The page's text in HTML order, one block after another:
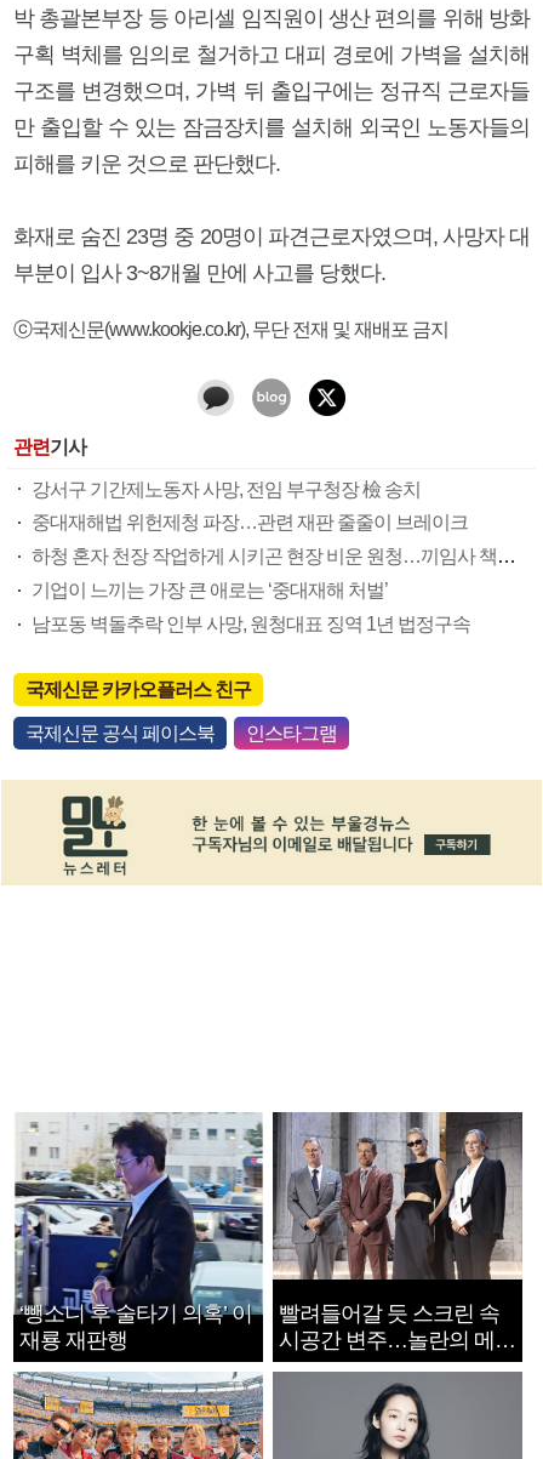
박 총괄본부장 등 아리셀 임직원이 생산 편의를 위해 방화
구획 벽체를 임의로 철거하고 대피 경로에 가벽을 설치해
구조를 변경했으며, 가벽 뒤 출입구에는 정규직 근로자들
만 출입할 수 있는 잠금장치를 설치해 외국인 노동자들의
피해를 키운 것으로 판단했다.
화재로 숨진 23명 중 20명이 파견근로자였으며, 사망자 대
부분이 입사 3~8개월 만에 사고를 당했다.
ⓒ국제신문(www.kookje.co.kr), 무단 전재 및 재배포 금지
관련기사
강서구 기간제노동자 사망, 전임 부구청장 檢 송치
중대재해법 위헌제청 파장…관련 재판 줄줄이 브레이크
하청 혼자 천장 작업하게 시키곤 현장 비운 원청…끼임사 책임 유죄
기업이 느끼는 가장 큰 애로는 ‘중대재해 처벌’
남포동 벽돌추락 인부 사망, 원청대표 징역 1년 법정구속
국제신문 카카오플러스 친구
국제신문 공식 페이스북 인스타그램
‘뺑소니 후 술타기 의혹’ 이
재룡 재판행
빨려들어갈 듯 스크린 속
시공간 변주…놀란의 메시
지는 ‘전쟁 속죄’